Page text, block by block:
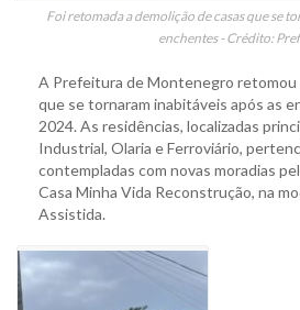
Foi retomada a demolição de casas que se
enchentes - Crédito:
A Prefeitura de Montenegro retomou
que se tornaram inabitáveis após as
2024. As residências, localizadas
Industrial, Olaria e Ferroviário,
contempladas com novas moradias
Casa Minha Vida Reconstrução, na
Assistida.